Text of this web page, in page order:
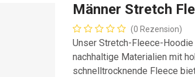
Männer Stretch
(0 Rezension)
Unser Stretch-Fleece-
nachhaltige Materialien mit
schnelltrocknende Fleece